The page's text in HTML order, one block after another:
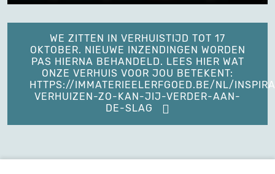
WE ZITTEN IN VERHUISTIJD TOT 17
OKTOBER. NIEUWE INZENDINGEN WORDEN
PAS HIERNA BEHANDELD. LEES HIER WAT
ONZE VERHUIS VOOR JOU BETEKENT:
HTTPS://IMMATERIEELERFGOED.BE/NL/
VERHUIZEN-ZO-KAN-JIJ-VERDER-AAN-
DE-SLAG